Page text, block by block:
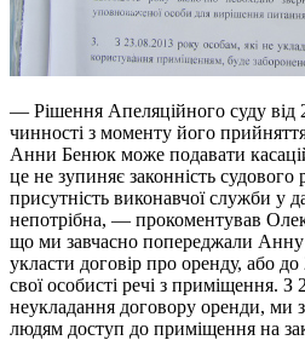
— Рішення Апеляційного суду від
чинності з моменту його
Анни Бенюк може подавати
це не зупиняє законність
присутність виконавчої служби у
непотрібна, — прокоментував
що ми завчасно попереджали
укласти договір про оренду, або
свої особисті речі з приміщення. З
неукладання договору оренди, ми
людям доступ до приміщення на